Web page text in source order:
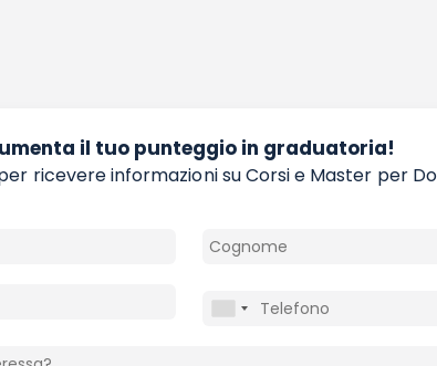
il tuo punteggio in graduatoria!
ricevere informazioni su Corsi e Master per